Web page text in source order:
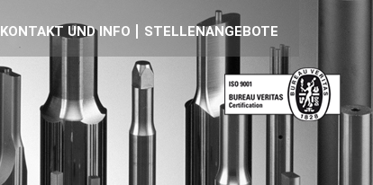
KONTAKT UND INFO STELLENANGEBOTE